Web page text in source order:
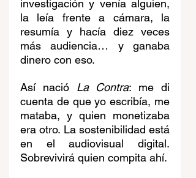
investigación y venía alguien,
la leía frente a cámara, la
resumía y hacía diez veces
más audiencia… y ganaba
dinero con eso.
Así nació La Contra: me di
cuenta de que yo escribía, me
mataba, y quien monetizaba
era otro. La sostenibilidad está
en el audiovisual digital.
Sobrevivirá quien compita ahí.